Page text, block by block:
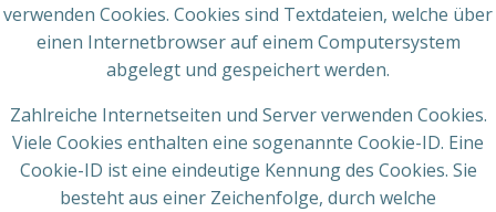
verwenden Cookies. Cookies sind Textdateien, welche über
einen Internetbrowser auf einem Computersystem
abgelegt und gespeichert werden.
Zahlreiche Internetseiten und Server verwenden Cookies.
Viele Cookies enthalten eine sogenannte Cookie-ID. Eine
Cookie-ID ist eine eindeutige Kennung des Cookies. Sie
besteht aus einer Zeichenfolge, durch welche